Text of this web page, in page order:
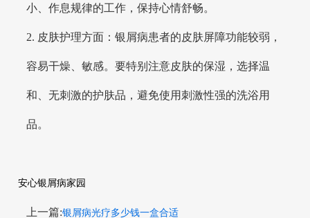
小、作息规律的工作，保持心情舒畅。
2. 皮肤护理方面：银屑病患者的皮肤屏障功能较弱，
容易干燥、敏感。要特别注意皮肤的保湿，选择温
和、无刺激的护肤品，避免使用刺激性强的洗浴用
品。
安心银屑病家园
上一篇:银屑病光疗多少钱一盒合适